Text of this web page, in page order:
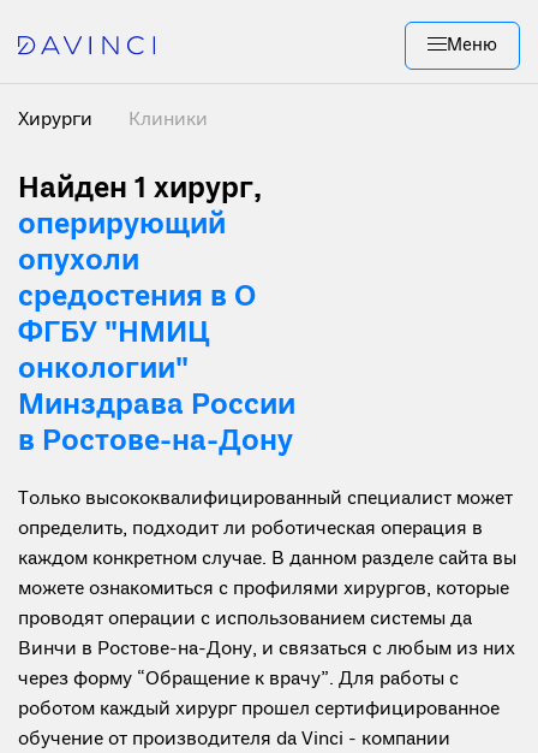
Меню
Хирурги Клиники
Найден 1 хирург,
оперирующий
опухоли
средостения в О
ФГБУ "НМИЦ
онкологии"
Минздрава России
в Ростове-на-Дону
Только высококвалифицированный специалист может
определить, подходит ли роботическая операция в
каждом конкретном случае. В данном разделе сайта вы
можете ознакомиться с профилями хирургов, которые
проводят операции с использованием системы да
Винчи в Ростове-на-Дону, и связаться с любым из них
через форму “Обращение к врачу”. Для работы с
роботом каждый хирург прошел сертифицированное
обучение от производителя da Vinci - компании